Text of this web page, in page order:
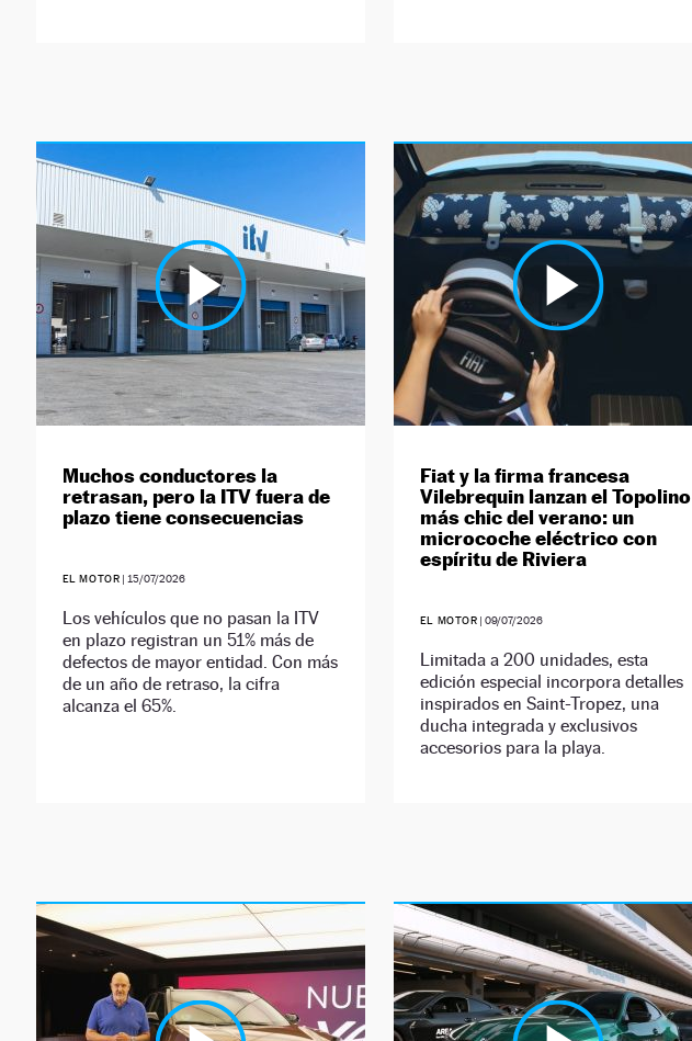
Muchos conductores la
retrasan, pero la ITV fuera de
plazo tiene consecuencias
EL MOTOR | 15/07/2026
Los vehículos que no pasan la ITV
en plazo registran un 51% más de
defectos de mayor entidad. Con más
de un año de retraso, la cifra
alcanza el 65%.
Fiat y la firma francesa
Vilebrequin lanzan el Topolino
más chic del verano: un
microcoche eléctrico con
espíritu de Riviera
EL MOTOR |09/07/2026
Limitada a 200 unidades, esta
edición especial incorpora detalles
inspirados en Saint-Tropez, una
ducha integrada y exclusivos
accesorios para la playa.